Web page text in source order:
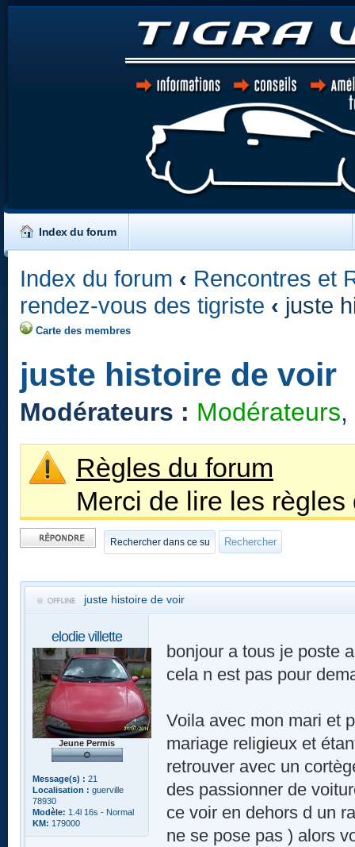
Index du forum
Index du forum ‹ Rencontres et
rendez-vous des tigriste ‹ juste
Carte des membres
juste histoire de voir
Modérateurs : Modérateurs,
Règles du forum
Merci de lire les règles
Publier une
réponse
juste histoire de voir
elodie villette
Jeune Permis
Message(s) : 21
Localisation : guerville
78930
Modèle: 1.4l 16s - Normal
KM: 179000
bonjour a tous je poste
cela n est pas pour
Voila avec mon mari et
mariage religieux et
retrouver avec un
des passionner de
ce voir en dehors d un
ne se pose pas ) alors